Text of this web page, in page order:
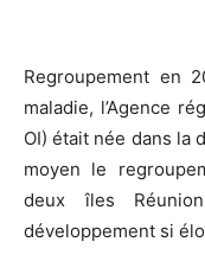
Regroupement en
maladie, l’Agence
OI) était née dans la
moyen le
deux îles
développement si